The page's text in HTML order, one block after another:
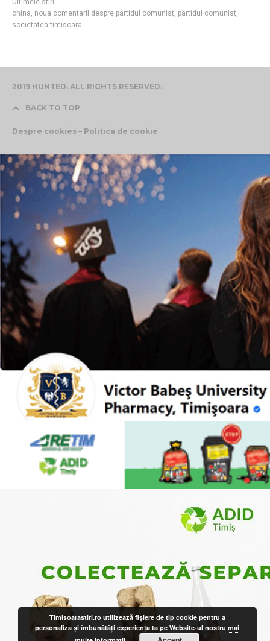
Ultimele stiri
china, noua comentarii despre partidul comunist, partidul comunist,
societatea timisoara
2019 HUNTED. ALL RIGHTS RESERVED.
BACK TO TOP
Despre cookies – Politica de cookie
Timisoarastiri.ro utilizează fişiere de tip cookie pentru a
personaliza și îmbunătăți experiența ta pe Website-ul nostrumai